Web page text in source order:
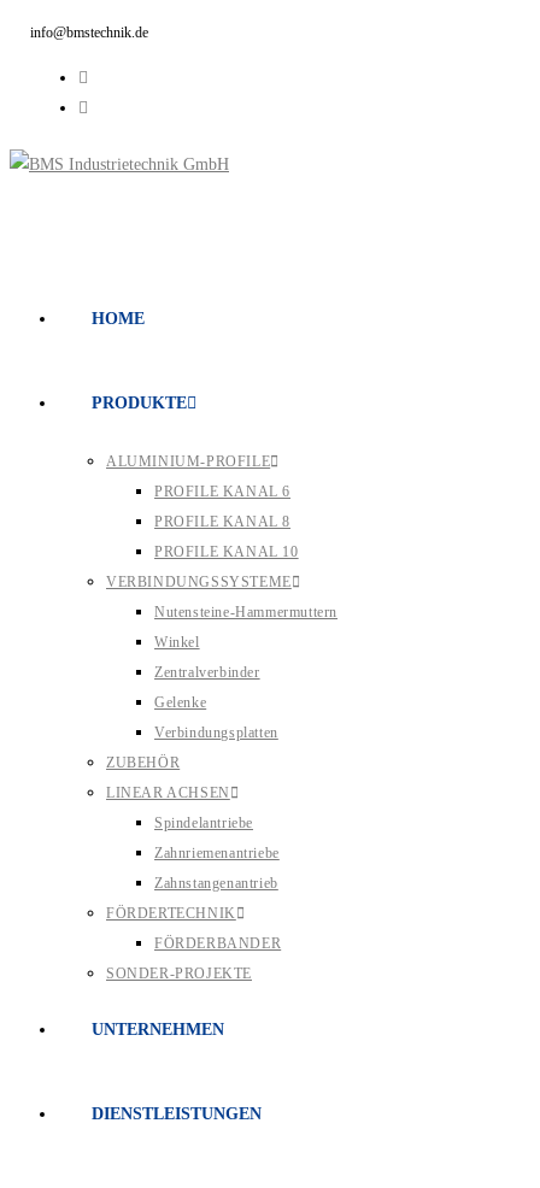
info@bmstechnik.de
HOME
PRODUKTE
ALUMINIUM-PROFILE
PROFILE KANAL 6
PROFILE KANAL 8
PROFILE KANAL 10
VERBINDUNGSSYSTEME
Nutensteine-Hammermuttern
Winkel
Zentralverbinder
Gelenke
Verbindungsplatten
ZUBEHÖR
LINEAR ACHSEN
Spindelantriebe
Zahnriemenantriebe
Zahnstangenantrieb
FÖRDERTECHNIK
FÖRDERBANDER
SONDER-PROJEKTE
UNTERNEHMEN
DIENSTLEISTUNGEN